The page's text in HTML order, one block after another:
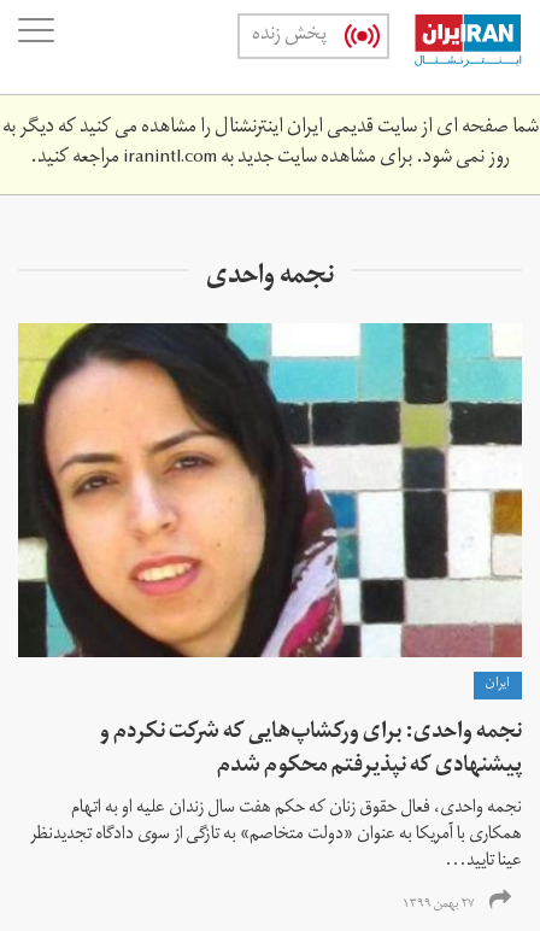
Skip
main
content
پخش زنده
شما صفحه ای از سایت قدیمی ایران اینترنشنال را مشاهده می کنید که دیگر به
روز نمی شود. برای مشاهده سایت جدید بهiranintl.comمراجعه کنید.
نجمه واحدی
ايران
نجمه واحدی: برای ورکشاپ‌هایی که شرکت نکردم و
پیشنهادی که نپذیرفتم محکوم شدم
نجمه واحدی، فعال حقوق زنان که حکم هفت سال زندان علیه او به اتهام
همکاری با آمریکا به عنوان «دولت متخاصم» به تازگی از سوی دادگاه تجدیدنظر
عینا تایید...
۲۷ بهمن ۱۳۹۹